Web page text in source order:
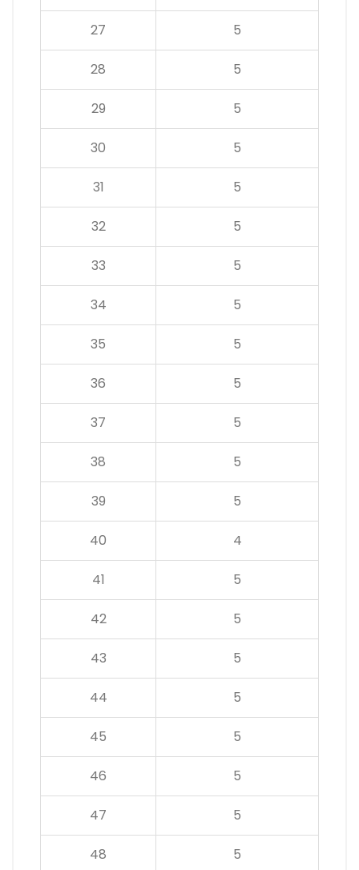
27 5
28 5
29 5
30 5
31 5
32 5
33 5
34 5
35 5
36 5
37 5
38 5
39 5
40 4
41 5
42 5
43 5
44 5
45 5
46 5
47 5
48 5